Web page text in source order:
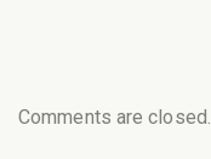
Comments are closed.